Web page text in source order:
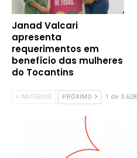
Janad Valcari
apresenta
requerimentos em
benefício das mulheres
do Tocantins
ANTERIOR PRÓXIMO 1 de 3.628